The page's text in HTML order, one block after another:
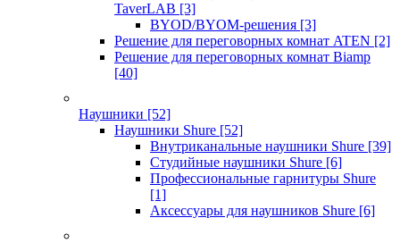
TaverLAB [3]
BYOD/BYOM-решения [3]
Решение для переговорных комнат ATEN [2]
Решение для переговорных комнат Biamp
[40]
Наушники [52]
Наушники Shure [52]
Внутриканальные наушники Shure [39]
Студийные наушники Shure [6]
Профессиональные гарнитуры Shure
[1]
Аксессуары для наушников Shure [6]